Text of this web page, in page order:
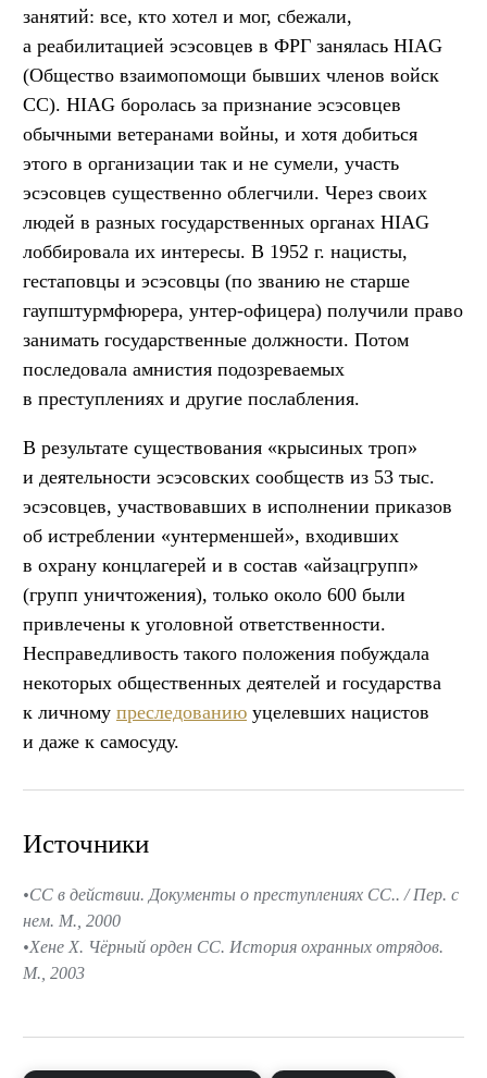
занятий: все, кто хотел и мог, сбежали,
а реабилитацией эсэсовцев в ФРГ занялась HIAG
(Общество взаимопомощи бывших членов войск
СС). HIAG боролась за признание эсэсовцев
обычными ветеранами войны, и хотя добиться
этого в организации так и не сумели, участь
эсэсовцев существенно облегчили. Через своих
людей в разных государственных органах HIAG
лоббировала их интересы. В 1952 г. нацисты,
гестаповцы и эсэсовцы (по званию не старше
гаупштурмфюрера, унтер-офицера) получили право
занимать государственные должности. Потом
последовала амнистия подозреваемых
в преступлениях и другие послабления.
В результате существования «крысиных троп»
и деятельности эсэсовских сообществ из 53 тыс.
эсэсовцев, участвовавших в исполнении приказов
об истреблении «унтерменшей», входивших
в охрану концлагерей и в состав «айзацгрупп»
(групп уничтожения), только около 600 были
привлечены к уголовной ответственности.
Несправедливость такого положения побуждала
некоторых общественных деятелей и государства
к личному преследованию уцелевших нацистов
и даже к самосуду.
Источники
СС в действии. Документы о преступлениях СС.. / Пер. с
нем. М., 2000
Хене Х. Чёрный орден СС. История охранных отрядов.
М., 2003